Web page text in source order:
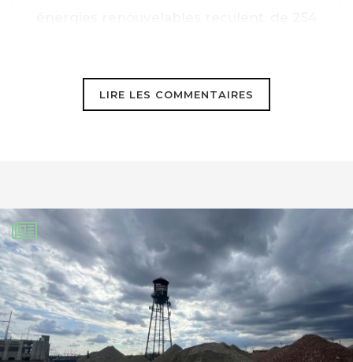
2012. […]
LIRE LES COMMENTAIRES